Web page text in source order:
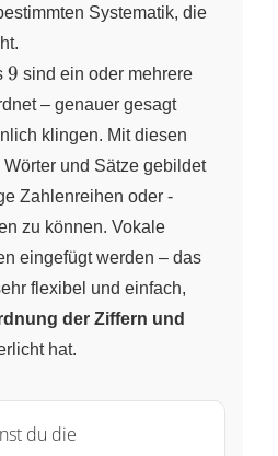
Systematik, die
9
9 sind ein oder mehrere
– genauer gesagt
klingen. Mit diesen
und Sätze gebildet
Zahlenreihen oder -
zu können. Vokale
eingefügt werden – das
flexibel und einfach,
der Ziffern und
hat.
du die